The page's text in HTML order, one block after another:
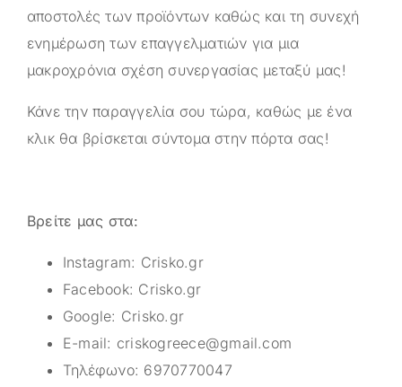
αποστολές των προϊόντων καθώς και τη συνεχή
ενημέρωση των επαγγελματιών για μια
μακροχρόνια σχέση συνεργασίας μεταξύ μας!
Κάνε την παραγγελία σου τώρα, καθώς με ένα
κλικ θα βρίσκεται σύντομα στην πόρτα σας!
Βρείτε μας στα:
Instagram: Crisko.gr
Facebook: Crisko.gr
Google: Crisko.gr
E-mail: criskogreece@gmail.com
Τηλέφωνο: 6970770047